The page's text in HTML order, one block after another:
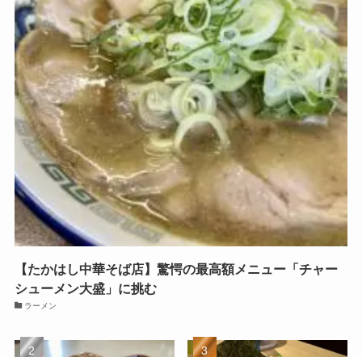
【たかはし中華そば店】驚愕の最高額メニュー「チャー
シューメン大盛」に挑む
ラーメン